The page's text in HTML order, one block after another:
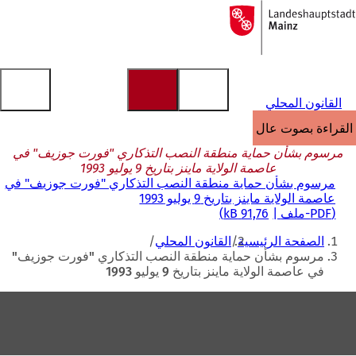
الانتقال إلى المحتوى
إلى
الصفحة
القانون المحلي
القراءة بصوت عالٍ
مرسوم بشأن حماية منطقة النصب التذكاري "فورت جوزيف" في
عاصمة الولاية ماينز بتاريخ 9 يوليو 1993
مرسوم بشأن حماية منطقة النصب التذكاري "فورت جوزيف" في
عاصمة الولاية ماينز بتاريخ 9 يوليو 1993
PDF-ملف 91,76 kB
أنت
هنا
الصفحة الرئيسية القانون المحلي
مرسوم بشأن حماية منطقة النصب التذكاري "فورت جوزيف"
في عاصمة الولاية ماينز بتاريخ 9 يوليو 1993